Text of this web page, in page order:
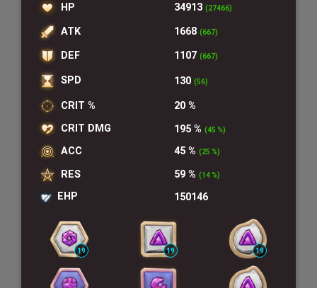
HP 34913 (27466)
ATK 1668 (667)
DEF 1107 (667)
SPD 130 (56)
CRIT %
20 %
CRIT DMG
195 % (45 %)
ACC 45 % (25 %)
RES 59 % (14 %)
EHP 150146